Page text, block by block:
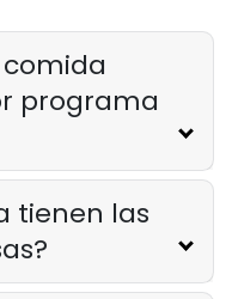
personal del
de seguridad
restaurantes
Feb 11, 2026
programa
tienen las